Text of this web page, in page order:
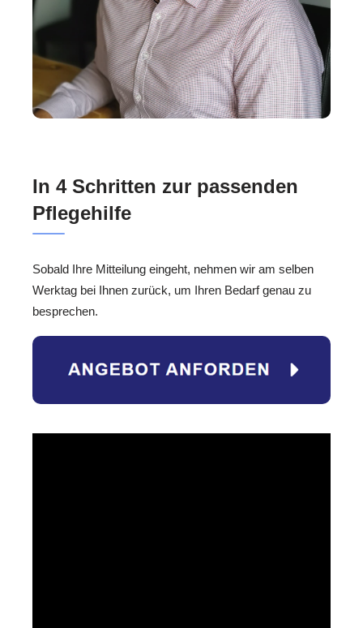
In 4 Schritten zur passenden
Pflegehilfe
Sobald Ihre Mitteilung eingeht, nehmen wir am selben
Werktag bei Ihnen zurück, um Ihren Bedarf genau zu
besprechen.